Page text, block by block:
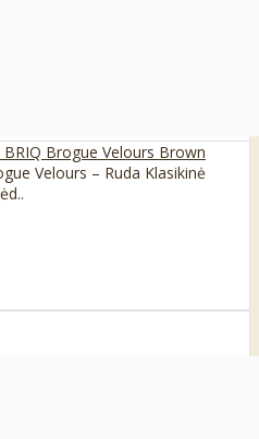
Brogue Velours Brown
Velours – Ruda Klasikinė